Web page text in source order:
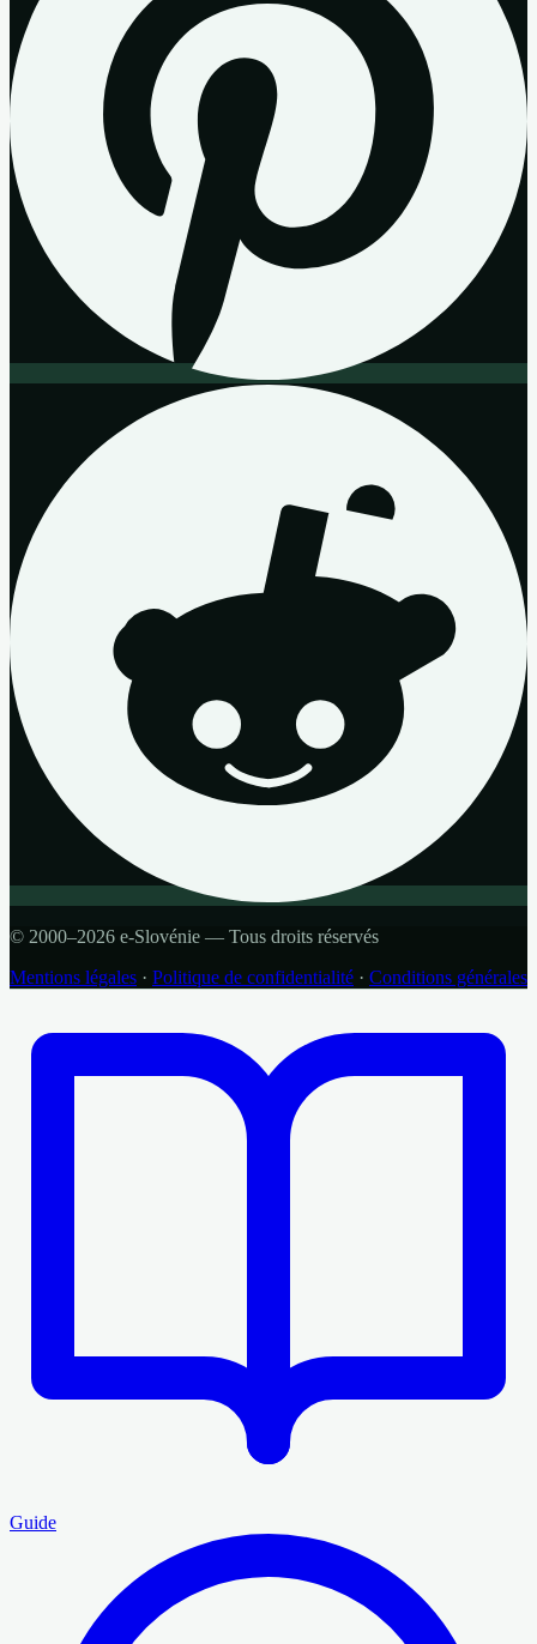
© 2000–2026 e-Slovénie — Tous droits réservés
Mentions légales · Politique de confidentialité · Conditions générales
Guide